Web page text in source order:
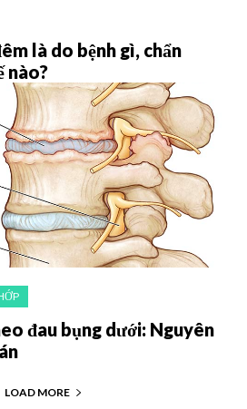
là do bệnh gì, chẩn
nào?
đau bụng dưới: Nguyên
LOAD MORE